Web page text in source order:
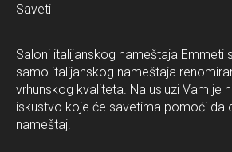
Saveti
Saloni italijanskog nameštaja Emmeti
samo italijanskog nameštaja
vrhunskog kvaliteta. Na usluzi Vam je
iskustvo koje će savetima pomoći da
nameštaj.